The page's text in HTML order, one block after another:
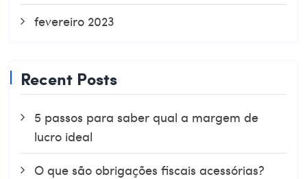
fevereiro 2023
Recent Posts
5 passos para saber qual a margem de
lucro ideal
O que são obrigações fiscais acessórias?